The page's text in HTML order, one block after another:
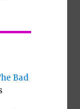
Bad